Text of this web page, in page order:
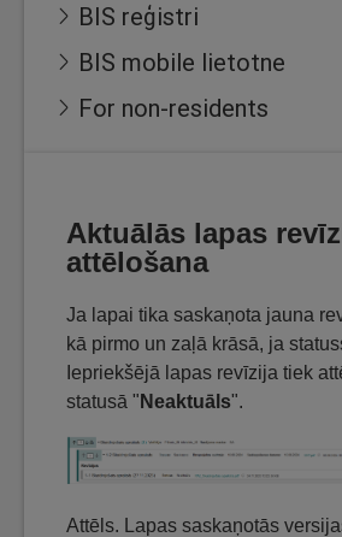
BIS reģistri
BIS mobile lietotne
For non-residents
Aktuālās lapas
attēlošana
Ja lapai tika saskaņota jauna
kā pirmo un zaļā krāsā, ja
Iepriekšējā lapas revīzija tiek
statusā " Neaktuāls".
Attēls. Lapas saskaņotās